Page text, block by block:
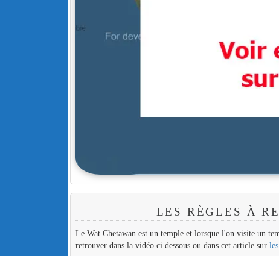
LES RÈGLES À
Le Wat Chetawan est un temple et lorsque l'on visite un
retrouver dans la vidéo ci dessous ou dans cet article sur